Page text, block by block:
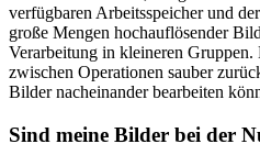
verfügbaren Arbeitsspeicher und
große Mengen hochauflösender
Verarbeitung in kleineren Gruppen.
zwischen Operationen sauber
Bilder nacheinander bearbeiten
Sind meine Bilder bei der